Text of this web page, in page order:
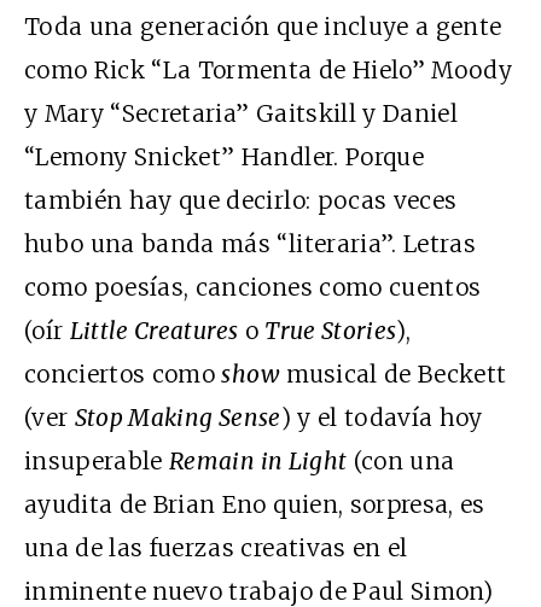
Toda una generación que incluye a gente
como Rick “La Tormenta de Hielo” Moody
y Mary “Secretaria” Gaitskill y Daniel
“Lemony Snicket” Handler. Porque
también hay que decirlo: pocas veces
hubo una banda más “literaria”. Letras
como poesías, canciones como cuentos
(oír Little Creatures o True Stories),
conciertos comoshowmusical de Beckett
(ver Stop Making Sense) y el todavía hoy
insuperableRemain in Light (con una
ayudita de Brian Eno quien, sorpresa, es
una de las fuerzas creativas en el
inminente nuevo trabajo de Paul Simon)